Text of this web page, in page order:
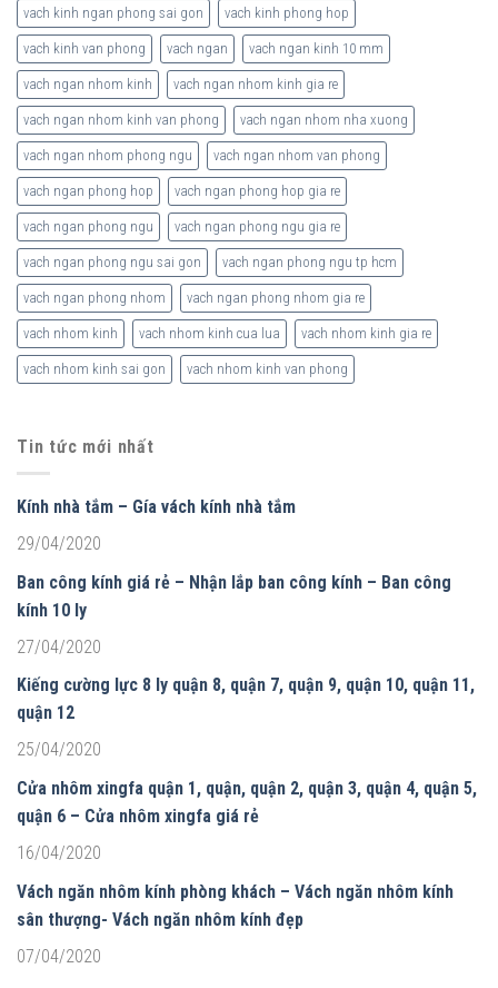
vach kinh ngan phong sai gon vach kinh phong hop
vach kinh van phong vach ngan vach ngan kinh 10 mm
vach ngan nhom kinh vach ngan nhom kinh gia re
vach ngan nhom kinh van phong vach ngan nhom nha xuong
vach ngan nhom phong ngu vach ngan nhom van phong
vach ngan phong hop vach ngan phong hop gia re
vach ngan phong ngu vach ngan phong ngu gia re
vach ngan phong ngu sai gon vach ngan phong ngu tp hcm
vach ngan phong nhom vach ngan phong nhom gia re
vach nhom kinh vach nhom kinh cua lua vach nhom kinh gia re
vach nhom kinh sai gon vach nhom kinh van phong
Tin tức mới nhất
Kính nhà tắm – Gía vách kính nhà tắm
29/04/2020
Ban công kính giá rẻ – Nhận lắp ban công kính – Ban công
kính 10 ly
27/04/2020
Kiếng cường lực 8 ly quận 8, quận 7, quận 9, quận 10, quận 11,
quận 12
25/04/2020
Cửa nhôm xingfa quận 1, quận, quận 2, quận 3, quận 4, quận 5,
quận 6 – Cửa nhôm xingfa giá rẻ
16/04/2020
Vách ngăn nhôm kính phòng khách – Vách ngăn nhôm kính
sân thượng- Vách ngăn nhôm kính đẹp
07/04/2020